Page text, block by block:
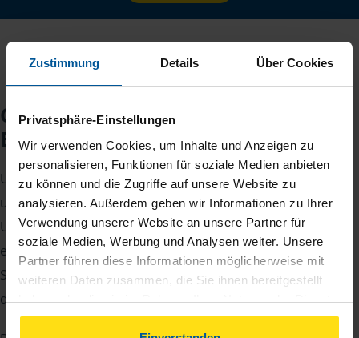
Zustimmung Details Über Cookies
Privatsphäre-Einstellungen
Wir verwenden Cookies, um Inhalte und Anzeigen zu
personalisieren, Funktionen für soziale Medien anbieten
zu können und die Zugriffe auf unsere Website zu
analysieren. Außerdem geben wir Informationen zu Ihrer
Verwendung unserer Website an unsere Partner für
soziale Medien, Werbung und Analysen weiter. Unsere
Partner führen diese Informationen möglicherweise mit
weiteren Daten zusammen, die Sie ihnen bereitgestellt
haben oder die sie im Rahmen Ihrer Nutzung der Dienste
gesammelt haben. Indem Sie auf Einverstanden klicken,
Checkliste für Ihr
Beratungsgespräch
Um Ihre Steuererklärung erstellen zu können, benötigen
unsere Beraterinnen und Berater eine Reihe von
Unterlagen von Ihnen. Dazu gehört beispielsweise die
elektronische Lohnsteuerbescheinigung, Ihre
Steueridentifikationsnummer, der Rentenbescheid oder
die Bescheinigung über das Kindergeld.